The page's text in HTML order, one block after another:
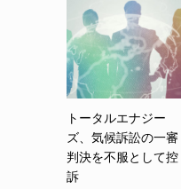
トータルエナジー
ズ、気候訴訟の一審
判決を不服として控
訴